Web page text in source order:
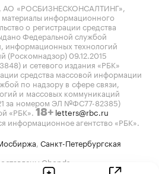
«РОСБИЗНЕСКОНСАЛТИНГ»,
материалы информационного
о регистрации средства
Федеральной службой
информационных технологий
(Роскомнадзор) 09.12.2015
и сетевого издания «РБК»
средства массовой информации
по надзору в сфере связи,
и массовых коммуникаций
за номером ЭЛ №ФС77-82385)
«РБК». 18+ letters@rbc.ru
информационное агентство «РБК».
Санкт-Петербургская
Cbonds.